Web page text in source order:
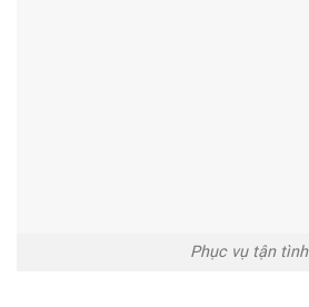
Phục vụ tận tình